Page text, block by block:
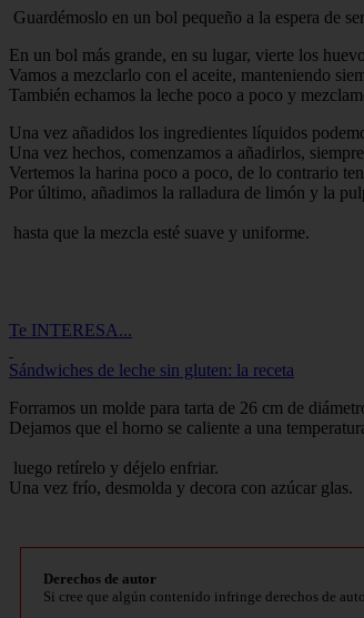
Guardémoslo en un bol pequeño a la espera de
En un bol más grande, en su lugar, vierte los
Vamos a mezclarlo con el aceite, manteniendo
También echamos la leche poco a poco y
Una vez añadidos los ingredientes líquidos
Una vez hechos, comenzamos a añadirlos,
Vertemos la harina poco a poco, de lo contrario
Por último, añadimos la ralladura de limón y la
hasta que la mezcla esté suave y uniforme.
Te INTERESA...
Sándwiches de leche sin gluten: la receta
Forramos un molde para tarta de 26 cm de
Dejamos que el horno se caliente a una
luego retírelo y déjelo enfriar.
Una vez frío, desmolda y decora con azúcar glas.
Derechos de autor
Si cree que algún contenido infringe derechos de